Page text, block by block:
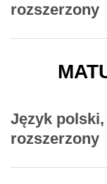
rozszerzony
Język
rozszerzony